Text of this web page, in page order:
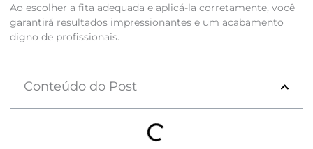
Ao escolher a fita adequada e aplicá-la corretamente, você
garantirá resultados impressionantes e um acabamento
digno de profissionais.
Conteúdo do Post